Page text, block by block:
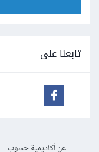
تابعنا على
عن أكاديمية حسوب